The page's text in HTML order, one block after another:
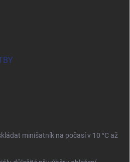
minišatník na počasí v 10 °C až